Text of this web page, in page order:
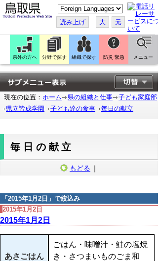
こ
の
ペ
ー
ジ
翻
訳
す
る
読み上げ 大 元
県外の方へ 分野で探す 組織で探す 防災 緊急 メニュー
現在の位置： ホーム 県の組織と仕事
子ども家庭部
県立皆成学園
子ども達の食事 毎日の献立
毎日の献立
もどる ｜
「 2015年1月2日 」で絞込み
2015年1月2日
2015年1月2日
あさごはん
ごはん・味噌汁・鮭の塩焼
き・さつまいものごま和